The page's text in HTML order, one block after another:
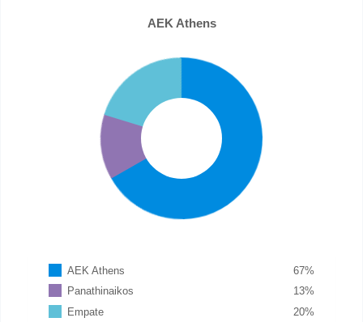
AEK Athens
AEK Athens %
67
Panathinaikos
%
13
Empate
%
20